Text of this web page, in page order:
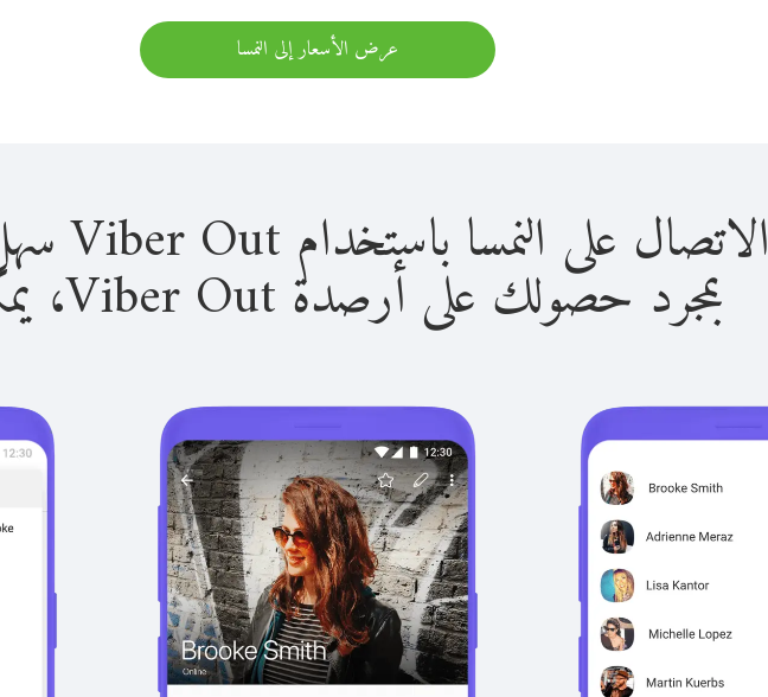
عرض الأسعار إلى النمسا
الاتصال على النمسا باستخدام Viber Out سهل للغاية.
بمجرد حصولك على أرصدة Viber Out، يمكنك: